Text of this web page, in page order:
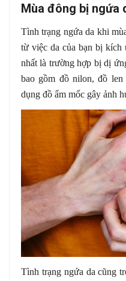
Mùa đông bị ngứa
Tình trạng ngứa da khi
từ việc da của bạn bị
nhất là trường hợp bị dị
bao gồm đồ nilon, đồ
dụng đồ ẩm mốc gây ảnh
Tình trạng ngứa da cũng